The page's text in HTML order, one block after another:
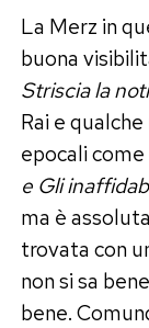
La Merz in
buona
Striscia la
Rai e
epocali
e Gli
ma è
trovata con
non si sa
bene.